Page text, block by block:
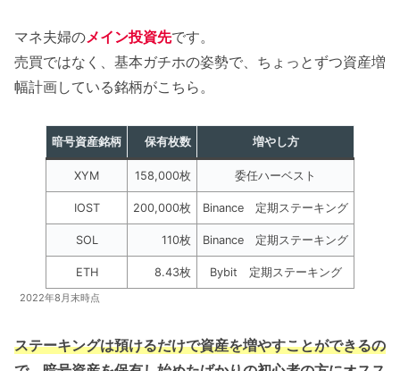
マネ夫婦のメイン投資先です。
売買ではなく、基本ガチホの姿勢で、ちょっとずつ資産増
幅計画している銘柄がこちら。
暗号資産銘柄 保有枚数 増やし方
XYM 158,000枚 委任ハーベスト
IOST 200,000枚 Binance 定期ステーキング
SOL 110枚 Binance 定期ステーキング
ETH 8.43枚 Bybit 定期ステーキング
2022年8月末時点
ステーキングは預けるだけで資産を増やすことができるの